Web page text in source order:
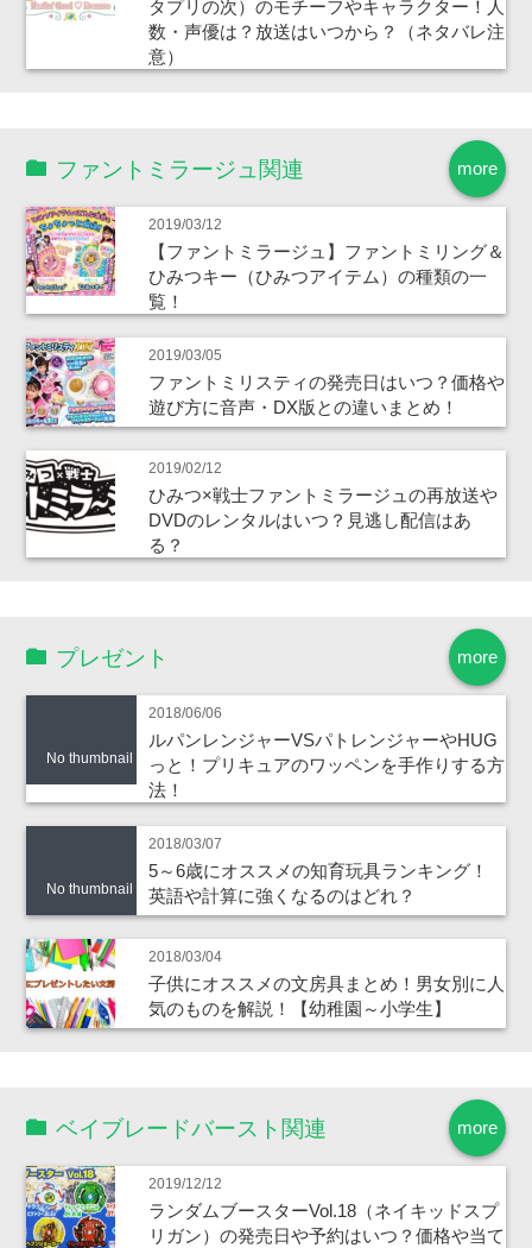
タプリの次）のモチーフやキャラクター！人
数・声優は？放送はいつから？（ネタバレ注
意）
more
ファントミラージュ関連
2019/03/12
【ファントミラージュ】ファントミリング＆
ひみつキー（ひみつアイテム）の種類の一
覧！
2019/03/05
ファントミリスティの発売日はいつ？価格や
遊び方に音声・DX版との違いまとめ！
2019/02/12
ひみつ×戦士ファントミラージュの再放送や
DVDのレンタルはいつ？見逃し配信はあ
る？
more
プレゼント
No thumbnail
2018/06/06
ルパンレンジャーVSパトレンジャーやHUG
っと！プリキュアのワッペンを手作りする方
法！
No thumbnail
2018/03/07
5～6歳にオススメの知育玩具ランキング！
英語や計算に強くなるのはどれ？
2018/03/04
子供にオススメの文房具まとめ！男女別に人
気のものを解説！【幼稚園～小学生】
more
ベイブレードバースト関連
2019/12/12
ランダムブースターVol.18（ネイキッドスプ
リガン）の発売日や予約はいつ？価格や当て